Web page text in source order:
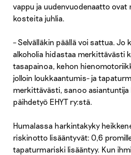
vappu ja uudenvuodenaatto ovat
kosteita juhlia.
– Selvälläkin päällä voi sattua. Jo
alkoholia hidastaa merkittävästi
tasapainoa, kehon
jolloin loukkaantumis- ja
merkittävästi, sanoo asiantuntija
päihdetyö EHYT ry:stä.
Humalassa harkintakyky
riskinotto lisääntyvät: 0,6
tapaturmariski lisääntyy. Kun